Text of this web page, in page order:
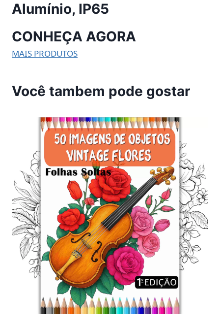
Alumínio, IP65
CONHEÇA AGORA
MAIS PRODUTOS
Você tambem pode gostar